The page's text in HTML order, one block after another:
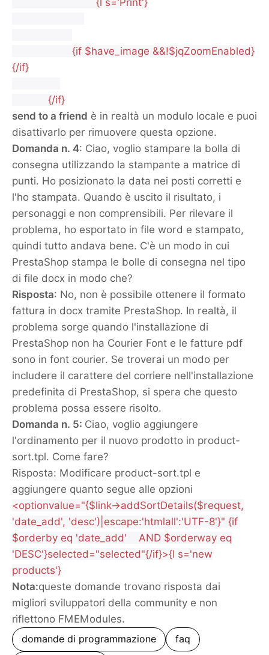
{l s='Print'}
{if $have_image &&!$jqZoomEnabled}
{/if}
{/if}
send to a friend è in realtà un modulo locale e puoi
disattivarlo per rimuovere questa opzione.
Domanda n. 4: Ciao, voglio stampare la bolla di
consegna utilizzando la stampante a matrice di
punti. Ho posizionato la data nei posti corretti e
l'ho stampata. Quando è uscito il risultato, i
personaggi e non comprensibili. Per rilevare il
problema, ho esportato in file word e stampato,
quindi tutto andava bene. C'è un modo in cui
PrestaShop stampa le bolle di consegna nel tipo
di file docx in modo che?
Risposta: No, non è possibile ottenere il formato
fattura in docx tramite PrestaShop. In realtà, il
problema sorge quando l'installazione di
PrestaShop non ha Courier Font e le fatture pdf
sono in font courier. Se troverai un modo per
includere il carattere del corriere nell'installazione
predefinita di PrestaShop, si spera che questo
problema possa essere risolto.
Domanda n. 5: Ciao, voglio aggiungere
l'ordinamento per il nuovo prodotto in product-
sort.tpl. Come fare?
Risposta: Modificare product-sort.tpl e
aggiungere quanto segue alle opzioni
<optionvalue="{$link->addSortDetails($request,
'date_add', 'desc')|escape:'htmlall':'UTF-8'}" {if
$orderby eq 'date_add' AND $orderway eq
'DESC'}selected="selected"{/if}>{l s='new
products'}
Nota:queste domande trovano risposta dai
migliori sviluppatori della community e non
riflettono FMEModules.
domande di programmazione faq